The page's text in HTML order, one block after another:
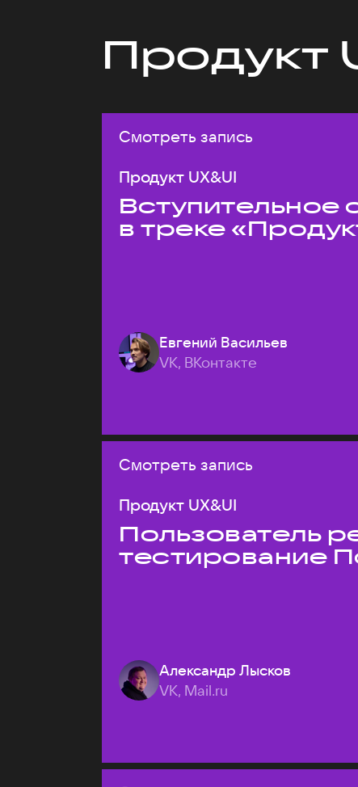
Продукт
Смотреть запись
Продукт UX&UI
Вступительное
в треке
Евгений Васильев
VK, ВКонтакте
Смотреть запись
Продукт UX&UI
Пользователь
тестирование
Александр Лысков
VK, Mail.ru